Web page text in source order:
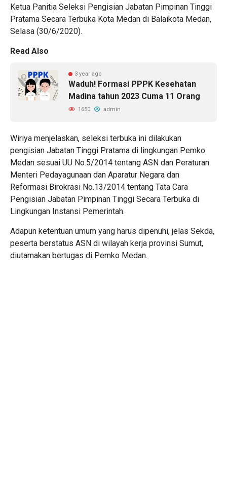
Ketua Panitia Seleksi Pengisian Jabatan Pimpinan Tinggi
Pratama Secara Terbuka Kota Medan di Balaikota Medan,
Selasa (30/6/2020).
Read Also
3 year ago
Waduh! Formasi PPPK Kesehatan
Madina tahun 2023 Cuma 11 Orang
1650 admin
Wiriya menjelaskan, seleksi terbuka ini dilakukan
pengisian Jabatan Tinggi Pratama di lingkungan Pemko
Medan sesuai UU No.5/2014 tentang ASN dan Peraturan
Menteri Pedayagunaan dan Aparatur Negara dan
Reformasi Birokrasi No.13/2014 tentang Tata Cara
Pengisian Jabatan Pimpinan Tinggi Secara Terbuka di
Lingkungan Instansi Pemerintah.
Adapun ketentuan umum yang harus dipenuhi, jelas Sekda,
peserta berstatus ASN di wilayah kerja provinsi Sumut,
diutamakan bertugas di Pemko Medan.